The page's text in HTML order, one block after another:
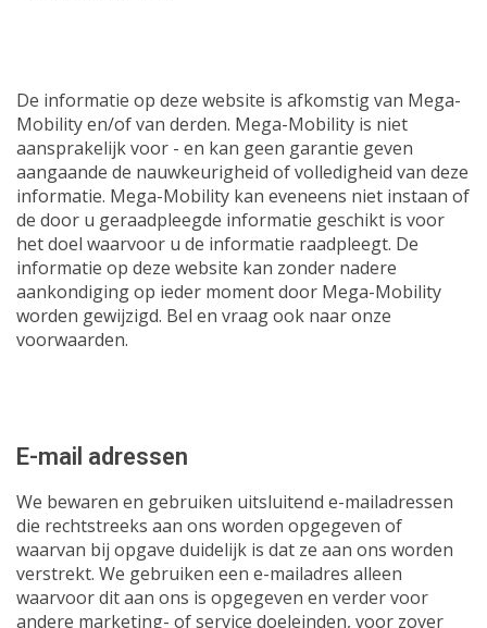
De informatie op deze website is afkomstig van Mega-
Mobility en/of van derden. Mega-Mobility is niet
aansprakelijk voor - en kan geen garantie geven
aangaande de nauwkeurigheid of volledigheid van deze
informatie. Mega-Mobility kan eveneens niet instaan of
de door u geraadpleegde informatie geschikt is voor
het doel waarvoor u de informatie raadpleegt. De
informatie op deze website kan zonder nadere
aankondiging op ieder moment door Mega-Mobility
worden gewijzigd. Bel en vraag ook naar onze
voorwaarden.
E-mail adressen
We bewaren en gebruiken uitsluitend e-mailadressen
die rechtstreeks aan ons worden opgegeven of
waarvan bij opgave duidelijk is dat ze aan ons worden
verstrekt. We gebruiken een e-mailadres alleen
waarvoor dit aan ons is opgegeven en verder voor
andere marketing- of service doeleinden, voor zover